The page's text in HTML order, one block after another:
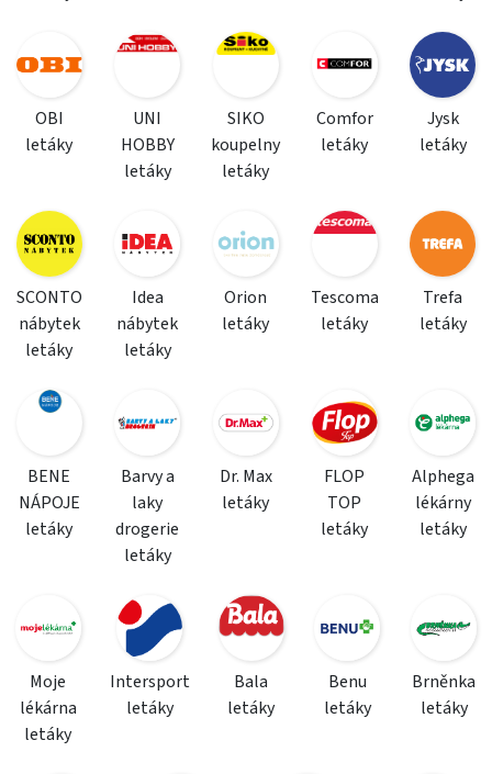
OBI
letáky
UNI
HOBBY
letáky
SIKO
koupelny
letáky
Comfor
letáky
Jysk
letáky
SCONTO
nábytek
letáky
Idea
nábytek
letáky
Orion
letáky
Tescoma
letáky
Trefa
letáky
BENE
NÁPOJE
letáky
Barvy a
laky
drogerie
letáky
Dr. Max
letáky
FLOP
TOP
letáky
Alphega
lékárny
letáky
Moje
lékárna
letáky
Intersport
letáky
Bala
letáky
Benu
letáky
Brněnka
letáky